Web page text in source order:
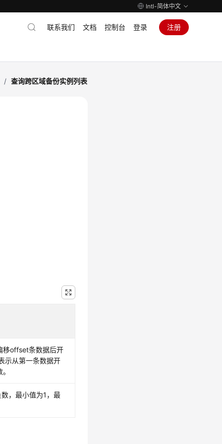
Intl-简体中文
联系我们 文档 控制台 登录 注册
/ 查询跨区域备份实例列表
移offset条数据后开
示从第一条数据开
，最小值为1，最